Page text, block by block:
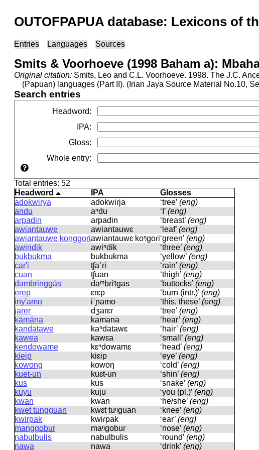
OUTOFPAPUA database: Lexicons of
Entries Languages Sources
Smits & Voorhoeve (1998 Baham a):
Original citation: Smits, Leo and C.L. Voorhoeve. 1998. The J.C.
(Papuan) languages (Part II). (Irian Jaya Source Material No.10,
Search entries
Headword:
IPA:
Gloss:
Whole entry:
Total entries: 52
Headword
IPA
Glosses
adokwirya
adokwiɾja ‘tree’ (eng)
andu
aⁿdu ‘I’ (eng)
arpadin
aɾpadin ‘breast’ (eng)
awiantauwe
awiantauwɛ ‘leaf’ (eng)
awiantauwe konggoriawiantauwɛ koᵑɡoɾi‘green’ (eng)
awindik
awiⁿdik ‘three’ (eng)
bukbukma
bukbukma ‘yellow’ (eng)
car'i
tʃaˈɾi ‘rain’ (eng)
cuan
tʃuan ‘thigh’ (eng)
dambringgäs
daᵐbɾiᵑɡas ‘buttocks’ (eng)
erep
ɛɾɛp ‘burn (intr.)’ (eng)
iny'amo
iˈɲamo ‘this, these’ (eng)
jarer
dʒaɾɛɾ ‘tree’ (eng)
kämäna
kamana ‘hear’ (eng)
kandatawe
kaⁿdatawɛ ‘hair’ (eng)
kawea
kawɛa ‘small’ (eng)
kendowame
kɛⁿdowamɛ ‘head’ (eng)
kieip
kiɛip ‘eye’ (eng)
kowong
kowoŋ ‘cold’ (eng)
kuet-un
kuɛt-un ‘shin’ (eng)
kus
kus ‘snake’ (eng)
kuyu
kuju ‘you (pl.)’ (eng)
kwan
kwan ‘he/she’ (eng)
kwet tungguan
kwɛt tuᵑɡuan ‘knee’ (eng)
kwirpak
kwiɾpak ‘ear’ (eng)
manggobur
maᵑɡobuɾ ‘nose’ (eng)
nabulbulis
nabulbulis ‘round’ (eng)
nawa
nawa ‘drink’ (eng)